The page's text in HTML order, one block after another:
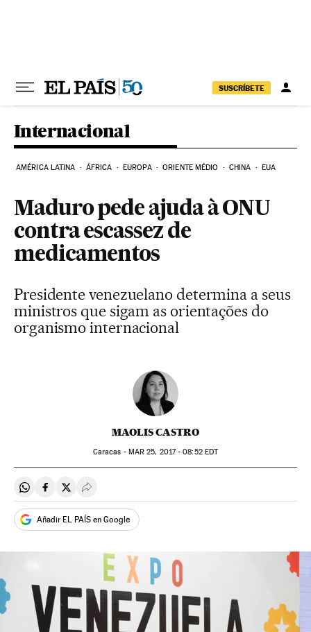
SUSCRÍBETE
Internacional
AMÉRICA LATINA ÁFRICA EUROPA ORIENTE MÉDIO CHINA EUA
Maduro pede ajuda à ONU
contra escassez de
medicamentos
Presidente venezuelano determina a seus
ministros que sigam as orientações do
organismo internacional
MAOLIS CASTRO
Caracas - MAR 25, 2017 - 08:52EDT
Compartir en Whatsapp
Compartir en Facebook
Compartir en Twitter
Desplegar Redes Sociales
Añadir EL PAÍS en Google